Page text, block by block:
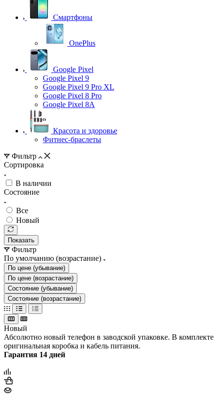
Смартфоны
OnePlus
Google Pixel
Google Pixel 9
Google Pixel 9 Pro XL
Google Pixel 8 Pro
Google Pixel 8A
Красота и здоровье
Фитнес-браслеты
Фильтр
Сортировка
В наличии
Состояние
Все
Новый
Показать
Фильтр
По умолчанию (возрастание)
По цене (убывание)
По цене (возрастание)
Состояние (убывание)
Состояние (возрастание)
Новый
Абсолютно новый телефон в заводской упаковке. В комплекте
оригинальная коробка и кабель питания.
Гарантия 14 дней